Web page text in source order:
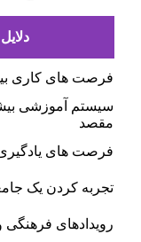
فرصت های کاری
سیستم آموزشی
مقصد
فرصت های یادگیری
تجربه کردن یک
رویدادهای